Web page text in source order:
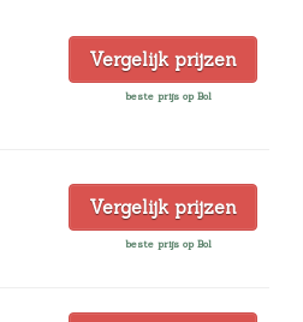
Vergelijk prijzen
beste prijs op Bol
Vergelijk prijzen
beste prijs op Bol